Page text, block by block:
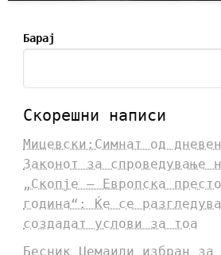
Барај
Скорешни написи
Мицевски:Симнат од
Законот за спроведување
„Скопје – Европска
година“: Ќе се
создадат услови за тоа
Бесник Џемаили избран за